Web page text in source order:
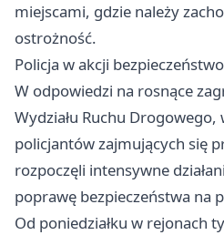
miejscami, gdzie należy
ostrożność.
Policja w akcji
W odpowiedzi na rosnące
Wydziału Ruchu
policjantów zajmujących się
rozpoczęli intensywne
poprawę bezpieczeństwa na
Od poniedziałku w rejonach